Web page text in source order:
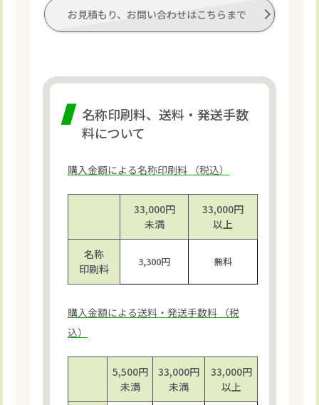
お見積もり、お問い合わせはこちらまで
名称印刷料、送料・発送手数
料について
購入金額による名称印刷料 （税込）
33,000円
未満
33,000円
以上
名称
印刷料
3,300円 無料
購入金額による送料・発送手数料 （税
込）
5,500円
未満
33,000円
未満
33,000円
以上